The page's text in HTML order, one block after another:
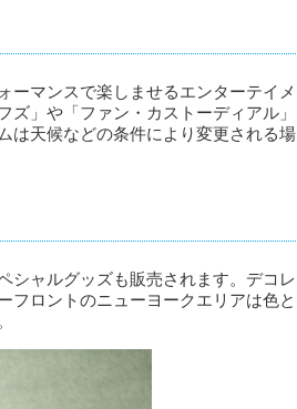
ーマンスで楽しませるエンターテイメ
」や「ファン・カストーディアル」
は天候などの条件により変更される場
シャルグッズも販売されます。デコレ
フロントのニューヨークエリアは色と